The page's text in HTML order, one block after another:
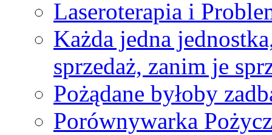
Laseroterapia i
Każda jedna
sprzedaż, zanim je
Pożądane byłoby
Porównywarka